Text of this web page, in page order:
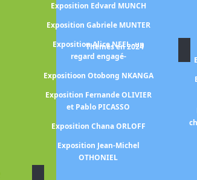
Exposition Edvard MUNCH
Exposition Gabriele MUNTER
Exposition Alice NEEL -un
regard engagé-
Expositioon Otobong NKANGA
Exposition Fernande OLIVIER
et Pablo PICASSO
Exposition Chana ORLOFF
Exposition Jean-Michel
OTHONIEL
Thèmes en 2024